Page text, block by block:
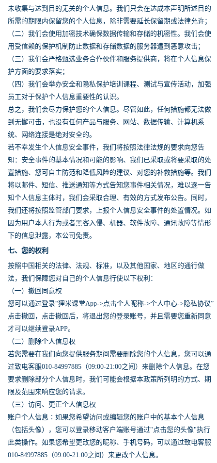
未收集与达到目的无关的个人信息。我们只会在达成本声明所述目的
所需的期限内保留您的个人信息，除非需要延长保留期或法律允许；
（二）我们会使用加密技术确保数据传输和存储的机密性。我们会使
用受信赖的保护机制防止数据和存储数据的服务器遭到恶意攻击；
（三）我们会严格甄选业务合作伙伴和服务提供商，将在个人信息保
护方面的要求落实；
（四）我们会举办安全和隐私保护培训课程、测试与宣传活动，加强
员工对于保护个人信息重要性的认识。
总之，我们会尽力保护您的个人信息。尽管如此，任何措施都无法做
到无懈可击，也没有任何产品与服务、网站、数据传输、计算机系
统、网络连接是绝对安全的。
若不幸发生个人信息安全事件，我们将按照法律法规的要求向您告
知：安全事件的基本情况和可能的影响、我们已采取或将要采取的处
置措施、您可自主防范和降低风险的建议、对您的补救措施等。我们
将以邮件、短信、推送通知等方式告知您事件相关情况，难以逐一告
知个人信息主体时，我们会采取合理、有效的方式发布公告。同时，
我们还将按照监管部门要求，上报个人信息安全事件的处置情况。如
因为用户本人行为或者黑客入侵、机器、软件故障、通讯故障等情形
下的信息泄露，本公司免责。
七、您的权利
按照中国相关的法律、法规、标准，以及其他国家、地区的通行做
法，我们保障您对自己的个人信息行使以下权利：
（一）撤回同意权
您可以通过登录“狸米课堂App->点击个人昵称->个人中心->隐私协议”
点击撤回，点击撤回后，将退出您的登录账号，并且需要您重新同意
才可以继续登录APP。
（二）删除个人信息权
若您需要在我们向您提供服务期间需要删除您的个人信息，您可以通
过致电客服010-84997885（09:00-21:00之间）来删除个人信息。在您
要求删除部分个人信息时，我们可能会根据本政策所列明的方式、期
限及范围来响应您的请求。
（三）访问、更正个人信息权
账户个人信息∶如果您希望访问或编辑您的账户中的基本个人信息
（包括头像），您可以登录移动客户端账号通过"点击您的头像"执行
此类操作。如果您希望更改您的昵称、手机号码，可以通过致电客服
010-84997885（09:00-21:00之间）来更改个人信息。